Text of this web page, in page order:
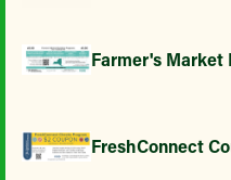
Farmer's Market
FreshConnect